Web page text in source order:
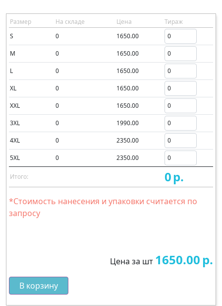
Размер На складе Цена
Тираж
S
0 1650.00
M 0 1650.00
L 0 1650.00
XL 0 1650.00
XXL 0 1650.00
3XL 0 1990.00
4XL 0 2350.00
5XL 0 2350.00
Итого: 0р.
*Стоимость нанесения и упаковки считается по
запросу
Цена за шт 1650.00р.
В корзину